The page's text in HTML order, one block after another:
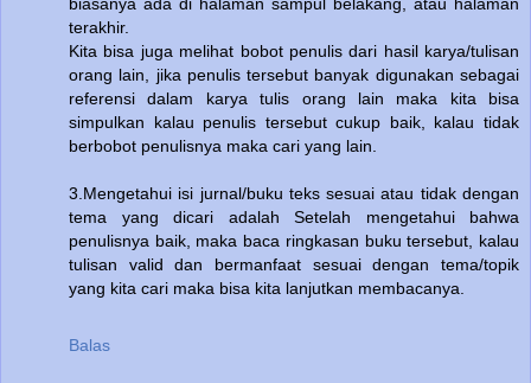
terakhir.
Kita bisa juga melihat bobot penulis dari hasil karya/tulisan
orang lain, jika penulis tersebut banyak digunakan sebagai
referensi dalam karya tulis orang lain maka kita bisa
simpulkan kalau penulis tersebut cukup baik, kalau tidak
berbobot penulisnya maka cari yang lain.
3.Mengetahui isi jurnal/buku teks sesuai atau tidak dengan
tema yang dicari adalah Setelah mengetahui bahwa
penulisnya baik, maka baca ringkasan buku tersebut, kalau
tulisan valid dan bermanfaat sesuai dengan tema/topik
yang kita cari maka bisa kita lanjutkan membacanya.
Balas